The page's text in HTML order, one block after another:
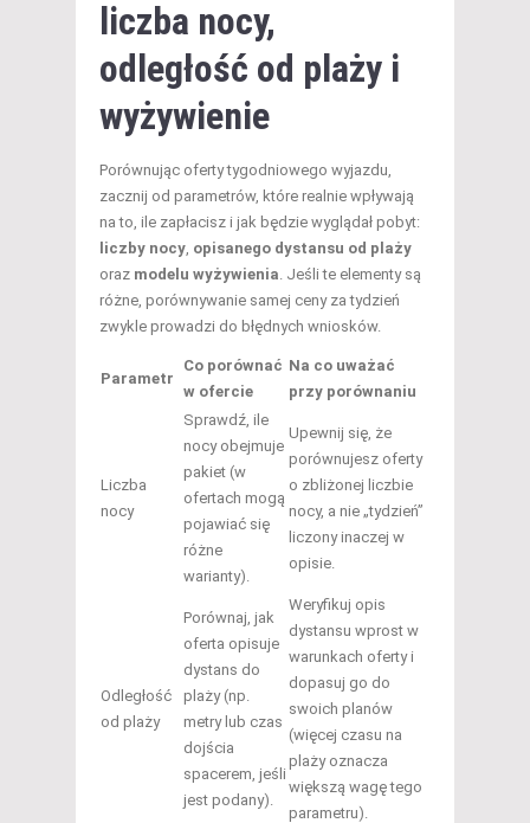
liczba nocy,
odległość od plaży i
wyżywienie
Porównując oferty tygodniowego wyjazdu,
zacznij od parametrów, które realnie wpływają
na to, ile zapłacisz i jak będzie wyglądał pobyt:
liczby nocy opisanego dystansu od plaży
oraz modelu wyżywienia . Jeśli te elementy są
różne, porównywanie samej ceny za tydzień
zwykle prowadzi do błędnych wniosków.
Parametr
Co porównać
w ofercie
Na co uważać
przy porównaniu
Liczba
nocy
Sprawdź, ile
nocy obejmuje
pakiet (w
ofertach mogą
pojawiać się
różne
warianty).
Upewnij się, że
porównujesz oferty
o zbliżonej liczbie
nocy, a nie „tydzień”
liczony inaczej w
opisie.
Odległość
od plaży
Porównaj, jak
oferta opisuje
dystans do
plaży (np.
metry lub czas
dojścia
spacerem, jeśli
jest podany).
Weryfikuj opis
dystansu wprost w
warunkach oferty i
dopasuj go do
swoich planów
(więcej czasu na
plaży oznacza
większą wagę tego
parametru).